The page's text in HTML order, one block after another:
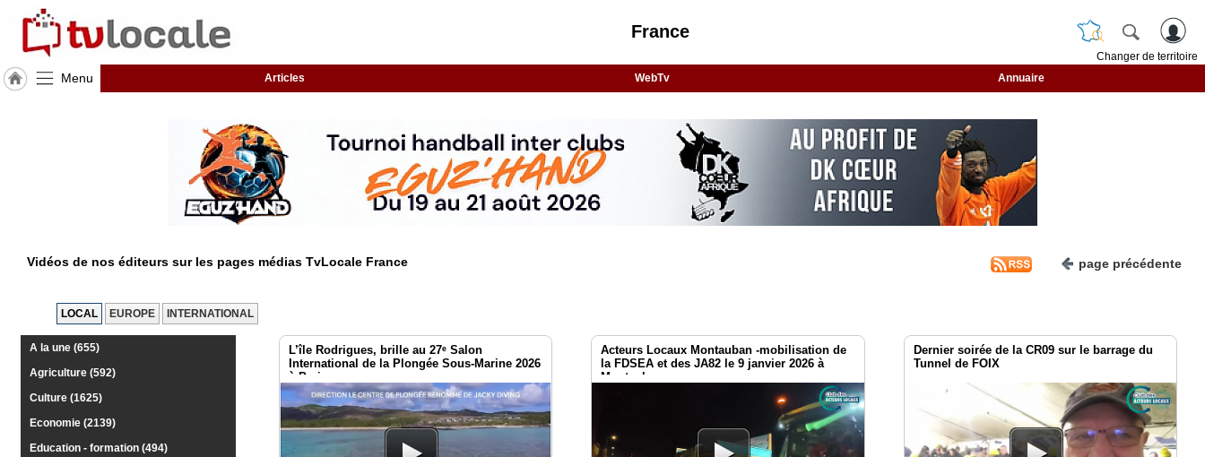
France
Changer de territoire
Menu Articles WebTv Annuaire
RUBRIQUES
Gazette
Vidéos
Vidéos de nos éditeurs sur les pages médias TvLocale France page précédente
LOCAL EUROPE INTERNATIONAL
A la une (655)
Agriculture (592)
Culture (1625)
Economie (2139)
Education - formation (494)
L’île Rodrigues, brille au 27ᵉ Salon
International de la Plongée Sous-Marine 2026
à Paris
Acteurs Locaux Montauban -mobilisation de
la FDSEA et des JA82 le 9 janvier 2026 à
Montauban.
Dernier soirée de la CR09 sur le barrage du
Tunnel de FOIX